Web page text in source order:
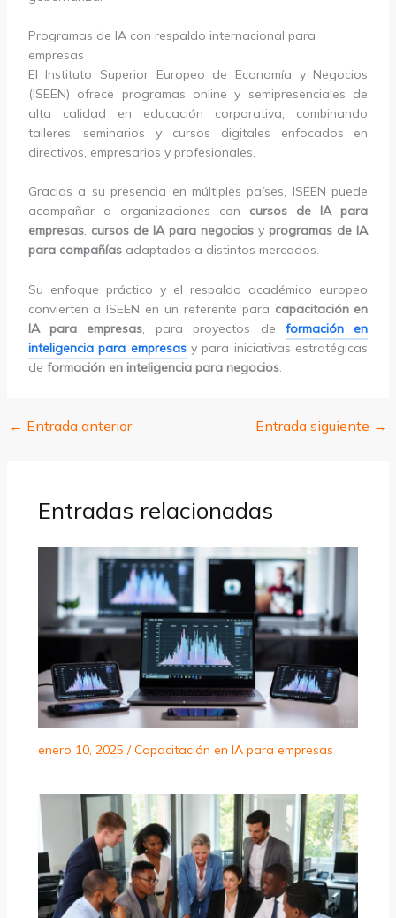
Programas de IA con respaldo internacional para
empresas
El Instituto Superior Europeo de Economía y Negocios
(ISEEN) ofrece programas online y semipresenciales de
alta calidad en educación corporativa, combinando
talleres, seminarios y cursos digitales enfocados en
directivos, empresarios y profesionales.
Gracias a su presencia en múltiples países, ISEEN puede
acompañar a organizaciones con cursos de IA para
empresas, cursos de IA para negocios yprogramas de IA
para compañíasadaptados a distintos mercados.
Su enfoque práctico y el respaldo académico europeo
convierten a ISEEN en un referente para capacitación en
IA para empresas, para proyectos deformación en
inteligencia para empresasy para iniciativas estratégicas
de formación en inteligencia para negocios.
← Entrada anterior Entrada siguiente →
Entradas relacionadas
enero 10, 2025 /Capacitación en IA para empresas